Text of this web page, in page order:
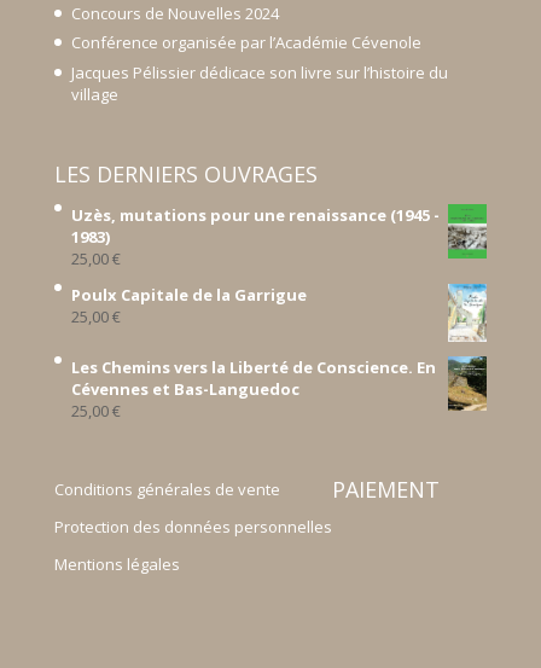
Concours de Nouvelles 2024
Conférence organisée par l’Académie Cévenole
Jacques Pélissier dédicace son livre sur l’histoire du
village
LES DERNIERS OUVRAGES
Uzès, mutations pour une renaissance (1945 -
1983)
25,00€
Poulx Capitale de la Garrigue
25,00€
Les Chemins vers la Liberté de Conscience. En
Cévennes et Bas-Languedoc
25,00€
Conditions générales de vente
Protection des données personnelles
Mentions légales
PAIEMENT